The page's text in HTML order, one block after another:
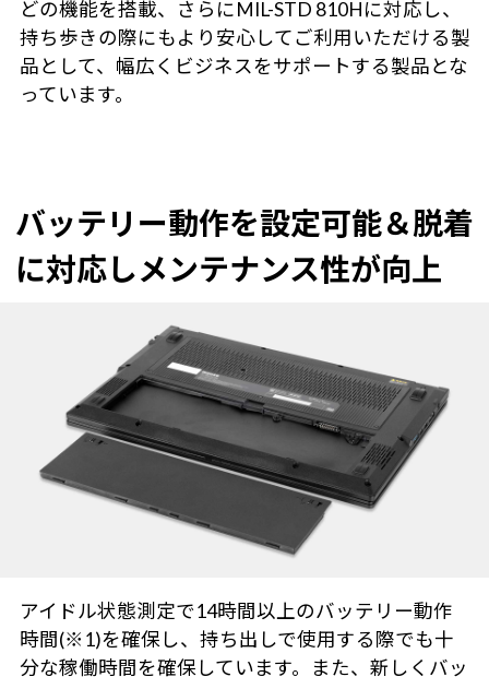
どの機能を搭載、さらにMIL-STD 810Hに対応し、
持ち歩きの際にもより安心してご利用いただける製
品として、幅広くビジネスをサポートする製品とな
っています。
バッテリー動作を設定可能＆脱着
に対応しメンテナンス性が向上
アイドル状態測定で14時間以上のバッテリー動作
時間(※1)を確保し、持ち出しで使用する際でも十
分な稼働時間を確保しています。また、新しくバッ